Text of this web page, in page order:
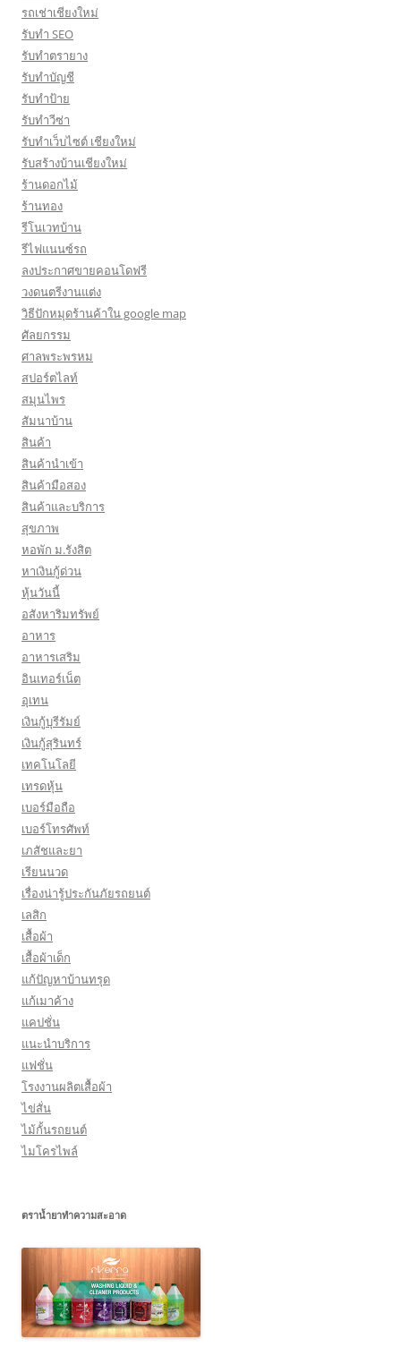
รถเช่าเชียงใหม่
รับทำ SEO
รับทำตรายาง
รับทำบัญชี
รับทำป้าย
รับทำวีซ่า
รับทำเว็บไซต์ เชียงใหม่
รับสร้างบ้านเชียงใหม่
ร้านดอกไม้
ร้านทอง
รีโนเวทบ้าน
รีไฟแนนซ์รถ
ลงประกาศขายคอนโดฟรี
วงดนตรีงานแต่ง
วิธีปักหมุดร้านค้าใน google map
ศัลยกรรม
ศาลพระพรหม
สปอร์ตไลท์
สมุนไพร
สัมนาบ้าน
สินค้า
สินค้านำเข้า
สินค้ามือสอง
สินค้าและบริการ
สุขภาพ
หอพัก ม.รังสิต
หาเงินกู้ด่วน
หุ้นวันนี้
อสังหาริมทรัพย์
อาหาร
อาหารเสริม
อินเทอร์เน็ต
อุเทน
เงินกู้บุรีรัมย์
เงินกู้สุรินทร์
เทคโนโลยี
เทรดหุ้น
เบอร์มือถือ
เบอร์โทรศัพท์
เภสัชและยา
เรียนนวด
เรื่องน่ารู้ประกันภัยรถยนต์
เลสิก
เสื้อผ้า
เสื้อผ้าเด็ก
แก้ปัญหาบ้านทรุด
แก้เมาค้าง
แคปชั่น
แนะนำบริการ
แฟชั่น
โรงงานผลิตเสื้อผ้า
ไข่สั่น
ไม้กั้นรถยนต์
ไมโครไพล์
ตราน้ำยาทำความสะอาด